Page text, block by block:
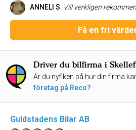
ANNELI S: Vill verkligen rekommendera Fordonsjohan till alla som går i bilköpstankar. Fick ett så otroligt fint bemötande och hjälp
Få en fri
Driver du bilfirma i
Är du nyfiken på hur din firma
företag på Reco?
Guldstadens Bilar AB